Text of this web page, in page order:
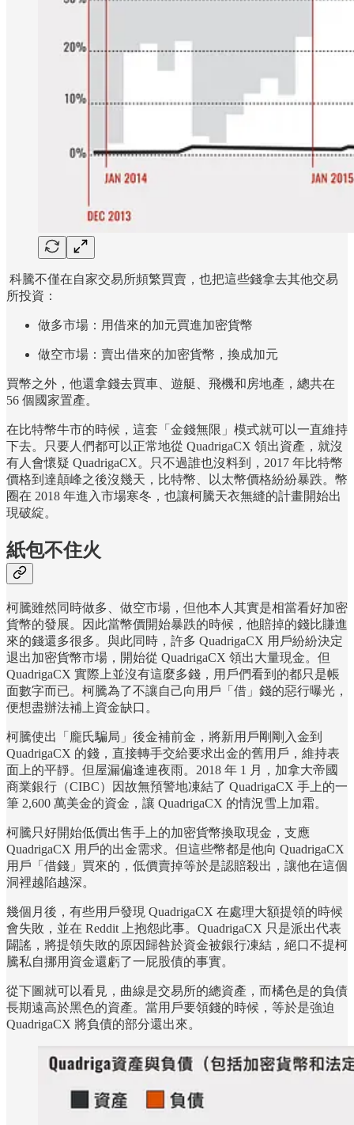
科騰不僅在自家交易所頻繁買賣，也把這些錢拿去其他交易
所投資：
做多市場：用借來的加元買進加密貨幣
做空市場：賣出借來的加密貨幣，換成加元
買幣之外，他還拿錢去買車、遊艇、飛機和房地產，總共在
56 個國家置產。
在比特幣牛市的時候，這套「金錢無限」模式就可以一直維持
下去。只要人們都可以正常地從 QuadrigaCX 領出資產，就沒
有人會懷疑 QuadrigaCX。只不過誰也沒料到，2017 年比特幣
價格到達顛峰之後沒幾天，比特幣、以太幣價格紛紛暴跌。幣
圈在 2018 年進入市場寒冬，也讓柯騰天衣無縫的計畫開始出
現破綻。
紙包不住火
柯騰雖然同時做多、做空市場，但他本人其實是相當看好加密
貨幣的發展。因此當幣價開始暴跌的時候，他賠掉的錢比賺進
來的錢還多很多。與此同時，許多 QuadrigaCX 用戶紛紛決定
退出加密貨幣市場，開始從 QuadrigaCX 領出大量現金。但
QuadrigaCX 實際上並沒有這麼多錢，用戶們看到的都只是帳
面數字而已。柯騰為了不讓自己向用戶「借」錢的惡行曝光，
便想盡辦法補上資金缺口。
柯騰使出「龐氏騙局」後金補前金，將新用戶剛剛入金到
QuadrigaCX 的錢，直接轉手交給要求出金的舊用戶，維持表
面上的平靜。但屋漏偏逢連夜雨。2018 年 1 月，加拿大帝國
商業銀行（CIBC）因故無預警地凍結了 QuadrigaCX 手上的一
筆 2,600 萬美金的資金，讓 QuadrigaCX 的情況雪上加霜。
柯騰只好開始低價出售手上的加密貨幣換取現金，支應
QuadrigaCX 用戶的出金需求。但這些幣都是他向 QuadrigaCX
用戶「借錢」買來的，低價賣掉等於是認賠殺出，讓他在這個
洞裡越陷越深。
幾個月後，有些用戶發現 QuadrigaCX 在處理大額提領的時候
會失敗，並在 Reddit 上抱怨此事。QuadrigaCX 只是派出代表
闢謠，將提領失敗的原因歸咎於資金被銀行凍結，絕口不提柯
騰私自挪用資金還虧了一屁股債的事實。
從下圖就可以看見，曲線是交易所的總資產，而橘色是的負債
長期遠高於黑色的資產。當用戶要領錢的時候，等於是強迫
QuadrigaCX 將負債的部分還出來。